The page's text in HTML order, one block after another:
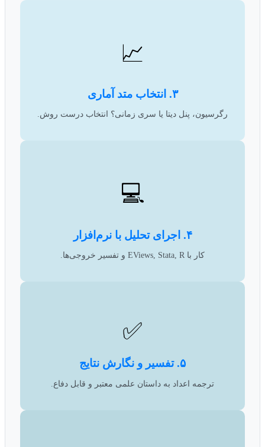
📈
۳. انتخاب متد آماری
رگرسیون، پنل دیتا یا سری زمانی؟ انتخاب درست روش.
💻
۴. اجرای تحلیل با نرم‌افزار
کار با EViews, Stata, R و تفسیر خروجی‌ها.
✅
۵. تفسیر و نگارش نتایج
ترجمه اعداد به داستان علمی معتبر و قابل دفاع.